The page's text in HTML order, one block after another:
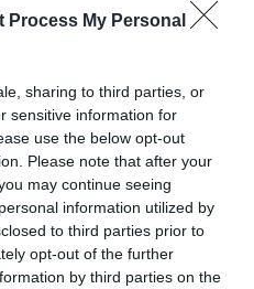
Process My Personal
sharing to third parties, or
sensitive information for
use the below opt-out
Please note that after your
may continue seeing
information utilized by
to third parties prior to
opt-out of the further
by third parties on the
par les
L’ administration Obama
de réformer 14/o
sur la base à
n’importe qui, qui
Unis. À proposer la
parlementaires